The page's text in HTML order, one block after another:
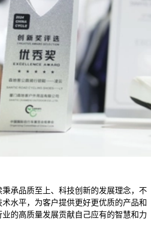
承品质至上、科技创新的发展理念，不
水平，为客户提供更好更优质的产品和
的高质量发展贡献自己应有的智慧和力